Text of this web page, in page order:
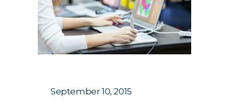
September 10, 2015